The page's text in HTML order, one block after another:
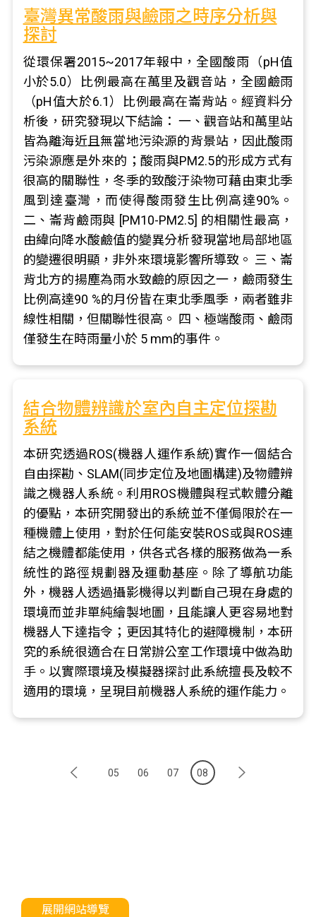
臺灣異常酸雨與鹼雨之時序分析與
探討
從環保署2015~2017年報中，全國酸雨（pH值
小於5.0）比例最高在萬里及觀音站，全國鹼雨
（pH值大於6.1）比例最高在崙背站。經資料分
析後，研究發現以下結論： 一、觀音站和萬里站
皆為離海近且無當地污染源的背景站，因此酸雨
污染源應是外來的；酸雨與PM2.5的形成方式有
很高的關聯性，冬季的致酸汙染物可藉由東北季
風到達臺灣，而使得酸雨發生比例高達90%。
二、崙背鹼雨與 [PM10-PM2.5] 的相關性最高，
由緯向降水酸鹼值的變異分析發現當地局部地區
的變遷很明顯，非外來環境影響所導致。 三、崙
背北方的揚塵為雨水致鹼的原因之一，鹼雨發生
比例高達90 %的月份皆在東北季風季，兩者雖非
線性相關，但關聯性很高。 四、極端酸雨、鹼雨
僅發生在時雨量小於 5 mm的事件。
結合物體辨識於室內自主定位探勘
系統
本研究透過ROS(機器人運作系統)實作一個結合
自由探勘、SLAM(同步定位及地圖構建)及物體辨
識之機器人系統。利用ROS機體與程式軟體分離
的優點，本研究開發出的系統並不僅侷限於在一
種機體上使用，對於任何能安裝ROS或與ROS連
結之機體都能使用，供各式各樣的服務做為一系
統性的路徑規劃器及運動基座。除了導航功能
外，機器人透過攝影機得以判斷自己現在身處的
環境而並非單純繪製地圖，且能讓人更容易地對
機器人下達指令；更因其特化的避障機制，本研
究的系統很適合在日常辦公室工作環境中做為助
手。以實際環境及模擬器探討此系統擅長及較不
適用的環境，呈現目前機器人系統的運作能力。
05 06 07 08
展開網站導覽